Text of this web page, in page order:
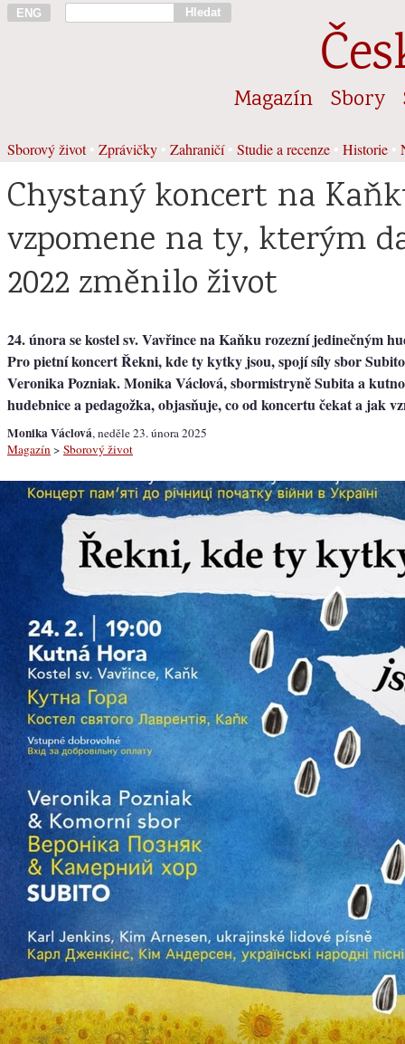
ENG Hledat
Magazín Sbory
Sborový život• Zprávičky Zahraničí• Studie a recenze Historie
Chystaný koncert na
vzpomene na ty, kterým
2022 změnilo život
24. února se kostel sv. Vavřince na Kaňku rozezní jedinečným
Pro pietní koncert Řekni, kde ty kytky jsou, spojí síly sbor
Veronika Pozniak. Monika Václová, sbormistryně Subita a
hudebnice a pedagožka, objasňuje, co od koncertu čekat a jak
Monika Václová, neděle 23. února 2025
Magazín > Sborový život